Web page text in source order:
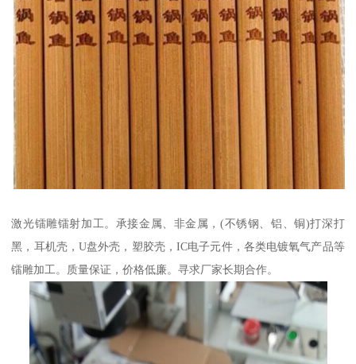
激光镭雕镭射加工。承接金属、非金属，(不锈钢、铝、铜)打深打
黑，耳机壳，U盘外壳，塑胶壳，IC电子元件，各类电镀氧气产品等
镭雕加工。质量保证，价格低廉。寻求厂家长期合作。